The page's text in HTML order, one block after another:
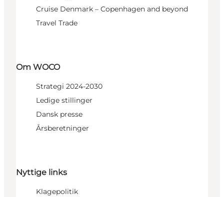
Cruise Denmark – Copenhagen and beyond
Travel Trade
Om WOCO
Strategi 2024-2030
Ledige stillinger
Dansk presse
Årsberetninger
Nyttige links
Klagepolitik